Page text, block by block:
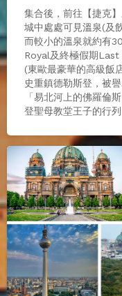
集合後，前往【捷克
城中處處可見溫泉(及
而較小的溫泉就約有
Royal及終極假期
(東歐最豪華的高級飯
史重鎮德勒斯登，被
「易北河上的佛羅倫
登聖母教堂王子的行